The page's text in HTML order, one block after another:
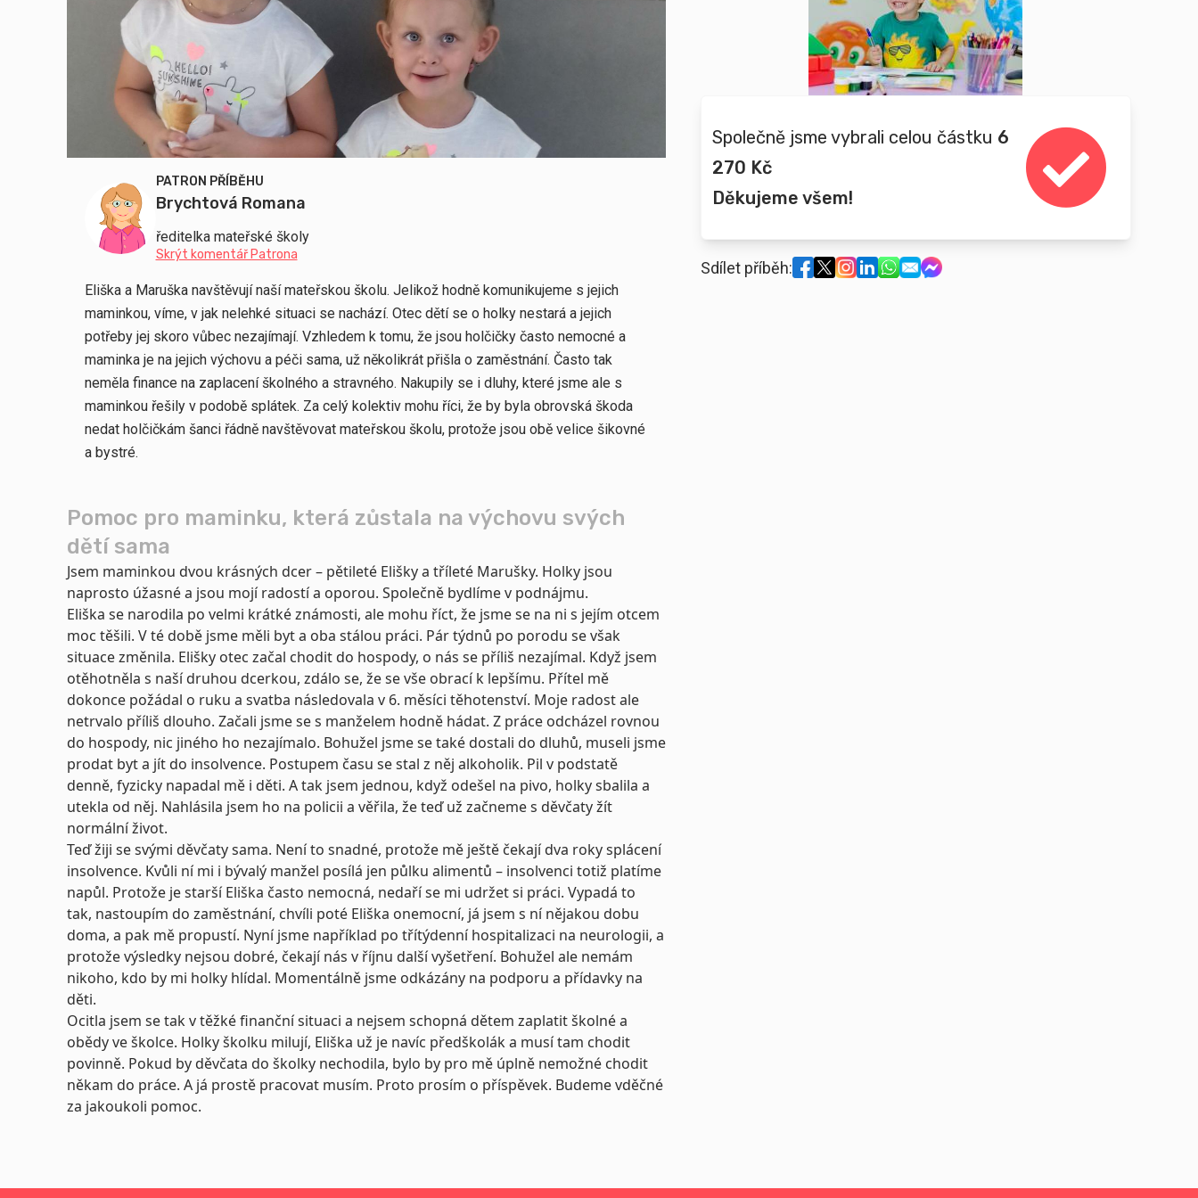
PATRON PŘÍBĚHU
Brychtová Romana
ředitelka mateřské školy
Skrýt komentář Patrona
Eliška a Maruška navštěvují naší mateřskou školu. Jelikož hodně komunikujeme s jejich
maminkou, víme, v jak nelehké situaci se nachází. Otec dětí se o holky nestará a jejich
potřeby jej skoro vůbec nezajímají. Vzhledem k tomu, že jsou holčičky často nemocné a
maminka je na jejich výchovu a péči sama, už několikrát přišla o zaměstnání. Často tak
neměla finance na zaplacení školného a stravného. Nakupily se i dluhy, které jsme ale s
maminkou řešily v podobě splátek. Za celý kolektiv mohu říci, že by byla obrovská škoda
nedat holčičkám šanci řádně navštěvovat mateřskou školu, protože jsou obě velice šikovné
a bystré.
Společně jsme vybrali celou částku 6
270 Kč
Děkujeme všem!
Sdílet příběh:
Pomoc pro maminku, která zůstala na výchovu svých
dětí sama
Jsem maminkou dvou krásných dcer – pětileté Elišky a tříleté Marušky. Holky jsou
naprosto úžasné a jsou mojí radostí a oporou. Společně bydlíme v podnájmu.
Eliška se narodila po velmi krátké známosti, ale mohu říct, že jsme se na ni s jejím otcem
moc těšili. V té době jsme měli byt a oba stálou práci. Pár týdnů po porodu se však
situace změnila. Elišky otec začal chodit do hospody, o nás se příliš nezajímal. Když jsem
otěhotněla s naší druhou dcerkou, zdálo se, že se vše obrací k lepšímu. Přítel mě
dokonce požádal o ruku a svatba následovala v 6. měsíci těhotenství. Moje radost ale
netrvalo příliš dlouho. Začali jsme se s manželem hodně hádat. Z práce odcházel rovnou
do hospody, nic jiného ho nezajímalo. Bohužel jsme se také dostali do dluhů, museli jsme
prodat byt a jít do insolvence. Postupem času se stal z něj alkoholik. Pil v podstatě
denně, fyzicky napadal mě i děti. A tak jsem jednou, když odešel na pivo, holky sbalila a
utekla od něj. Nahlásila jsem ho na policii a věřila, že teď už začneme s děvčaty žít
normální život.
Teď žiji se svými děvčaty sama. Není to snadné, protože mě ještě čekají dva roky splácení
insolvence. Kvůli ní mi i bývalý manžel posílá jen půlku alimentů – insolvenci totiž platíme
napůl. Protože je starší Eliška často nemocná, nedaří se mi udržet si práci. Vypadá to
tak, nastoupím do zaměstnání, chvíli poté Eliška onemocní, já jsem s ní nějakou dobu
doma, a pak mě propustí. Nyní jsme například po třítýdenní hospitalizaci na neurologii, a
protože výsledky nejsou dobré, čekají nás v říjnu další vyšetření. Bohužel ale nemám
nikoho, kdo by mi holky hlídal. Momentálně jsme odkázány na podporu a přídavky na
děti.
Ocitla jsem se tak v těžké finanční situaci a nejsem schopná dětem zaplatit školné a
obědy ve školce. Holky školku milují, Eliška už je navíc předškolák a musí tam chodit
povinně. Pokud by děvčata do školky nechodila, bylo by pro mě úplně nemožné chodit
někam do práce. A já prostě pracovat musím. Proto prosím o příspěvek. Budeme vděčné
za jakoukoli pomoc.